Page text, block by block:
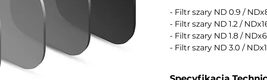
- Filtr szary ND 0.9 /
- Filtr szary ND 1.2 /
- Filtr szary ND 1.8 /
- Filtr szary ND 3.0 /